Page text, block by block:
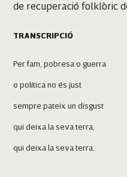
de recuperació folklòric
TRANSCRIPCIÓ
Per fam, pobresa o guerra
o política no és just
sempre pateix un disgust
qui deixa la seva terra,
qui deixa la seva terra.